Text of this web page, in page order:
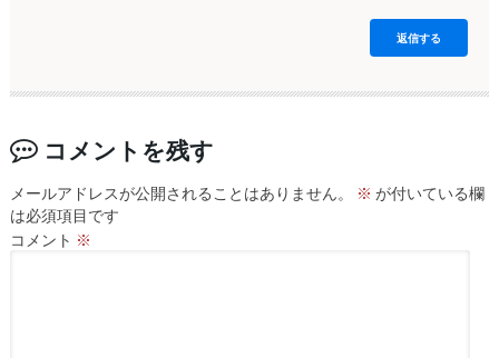
返信する
コメントを残す
メールアドレスが公開されることはありません。 ※ が付いている欄
は必須項目です
コメント ※